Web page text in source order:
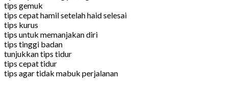
tips gemuk
tips cepat hamil setelah haid selesai
tips kurus
tips untuk memanjakan diri
tips tinggi badan
tunjukkan tips tidur
tips cepat tidur
tips agar tidak mabuk perjalanan